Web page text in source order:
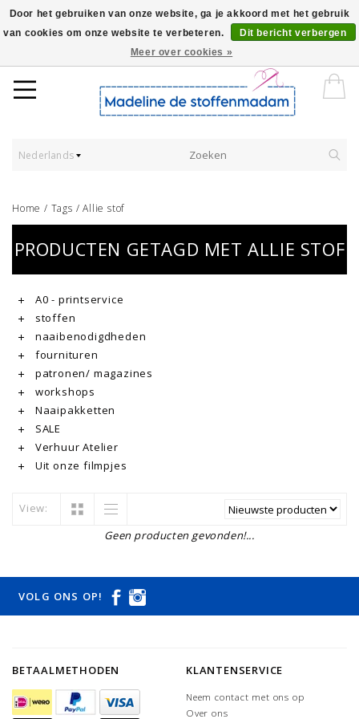
Worldwide Shipping - Onze stoffen worden verkocht per 10 cm.
Nederlands
Home / Tags /Allie stof
PRODUCTEN GETAGD MET ALLIE STOF
A0 - printservice
stoffen
naaibenodigdheden
fournituren
patronen/ magazines
workshops
Naaipakketten
SALE
Verhuur Atelier
Uit onze filmpjes
View:
Geen producten gevonden!...
VOLG ONS OP!
BETAALMETHODEN KLANTENSERVICE
Neem contact met ons op
Over ons
Door het gebruiken van onze website, ga je akkoord met het gebruik
van cookies om onze website te verbeteren.
Dit bericht verbergen
Meer over cookies »